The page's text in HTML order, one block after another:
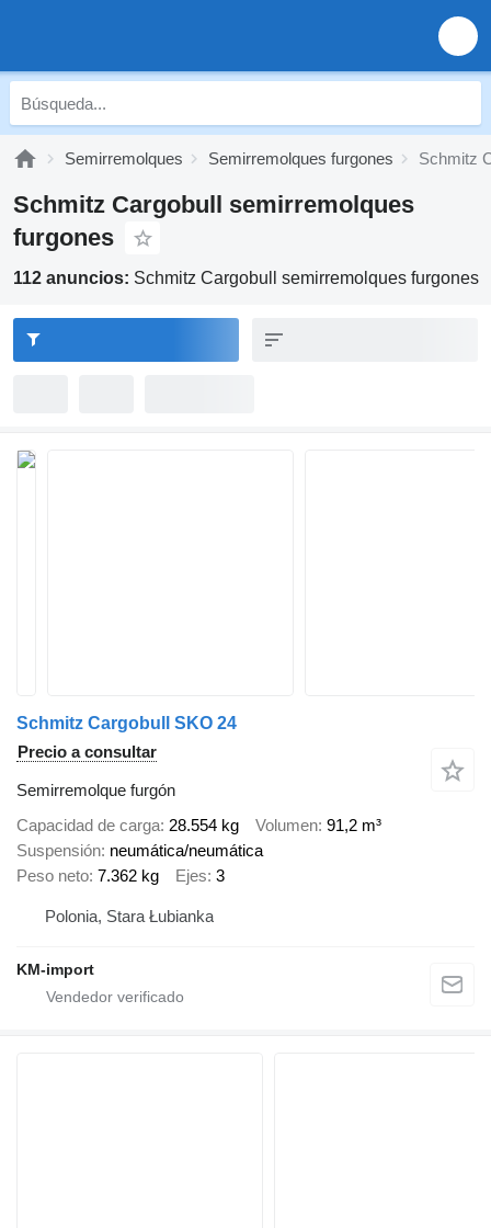
Semirremolques Semirremolques furgones Schmitz
Schmitz Cargobull semirremolques
furgones
112 anuncios: Schmitz Cargobull semirremolques furgones
Schmitz Cargobull SKO 24
Precio a consultar
Semirremolque furgón
Capacidad de carga 28.554 kg Volumen 91,2 m³
Suspensión neumática/neumática
Peso neto 7.362 kg Ejes 3
Polonia, Stara Łubianka
KM-import